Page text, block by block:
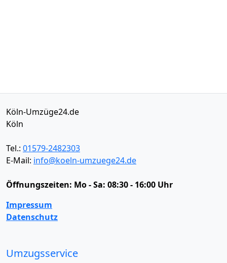
Köln-Umzüge24.de
Köln
Tel.: 01579-2482303
E-Mail: info@koeln-umzuege24.de
Öffnungszeiten: Mo - Sa: 08:30 - 16:00 Uhr
Impressum
Datenschutz
Umzugsservice